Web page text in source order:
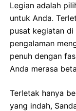
Legian adalah
untuk Anda.
pusat kegiatan di
pengalaman
penuh dengan
Anda merasa
Terletak hanya
yang indah,